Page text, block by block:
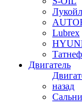
Lubrex
Двигатель
назад